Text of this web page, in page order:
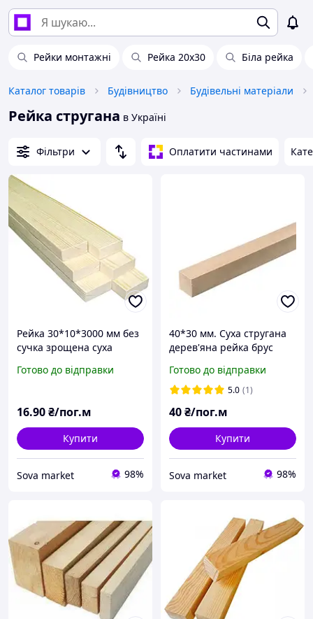
Рейки монтажні Рейка 20х30 Біла рейка
Каталог товарів Будівництво Будівельні матеріали
Рейка стругана в Україні
Фільтри Оплатити частинами
Рейка 30*10*3000 мм без
сучка зрощена суха
смерека
Готово до відправки
16.90₴/пог.м
Купити
Sova market 98%
40*30 мм. Суха стругана
дерев'яна рейка брус
пиломатеріал, дошка
Готово до відправки
5.0 (1)
40₴/пог.м
Купити
Sova market 98%